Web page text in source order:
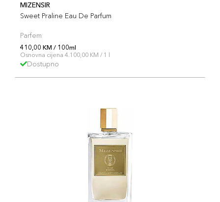
MIZENSIR
Sweet Praline Eau De Parfum
Parfem
410,00 KM / 100ml
Osnovna cijena 4.100,00 KM / 1 l
Dostupno